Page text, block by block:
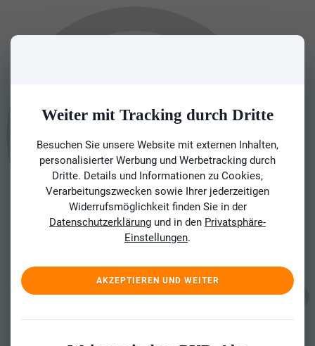
Weiter mit Tracking durch Dritte
Besuchen Sie unsere Website mit externen Inhalten,
personalisierter Werbung und Werbetracking durch
Dritte. Details und Informationen zu Cookies,
Verarbeitungszwecken sowie Ihrer jederzeitigen
Widerrufsmöglichkeit finden Sie in der
Datenschutzerklärung und in den Privatsphäre-
Einstellungen.
AKZEPTIEREN UND WEITER